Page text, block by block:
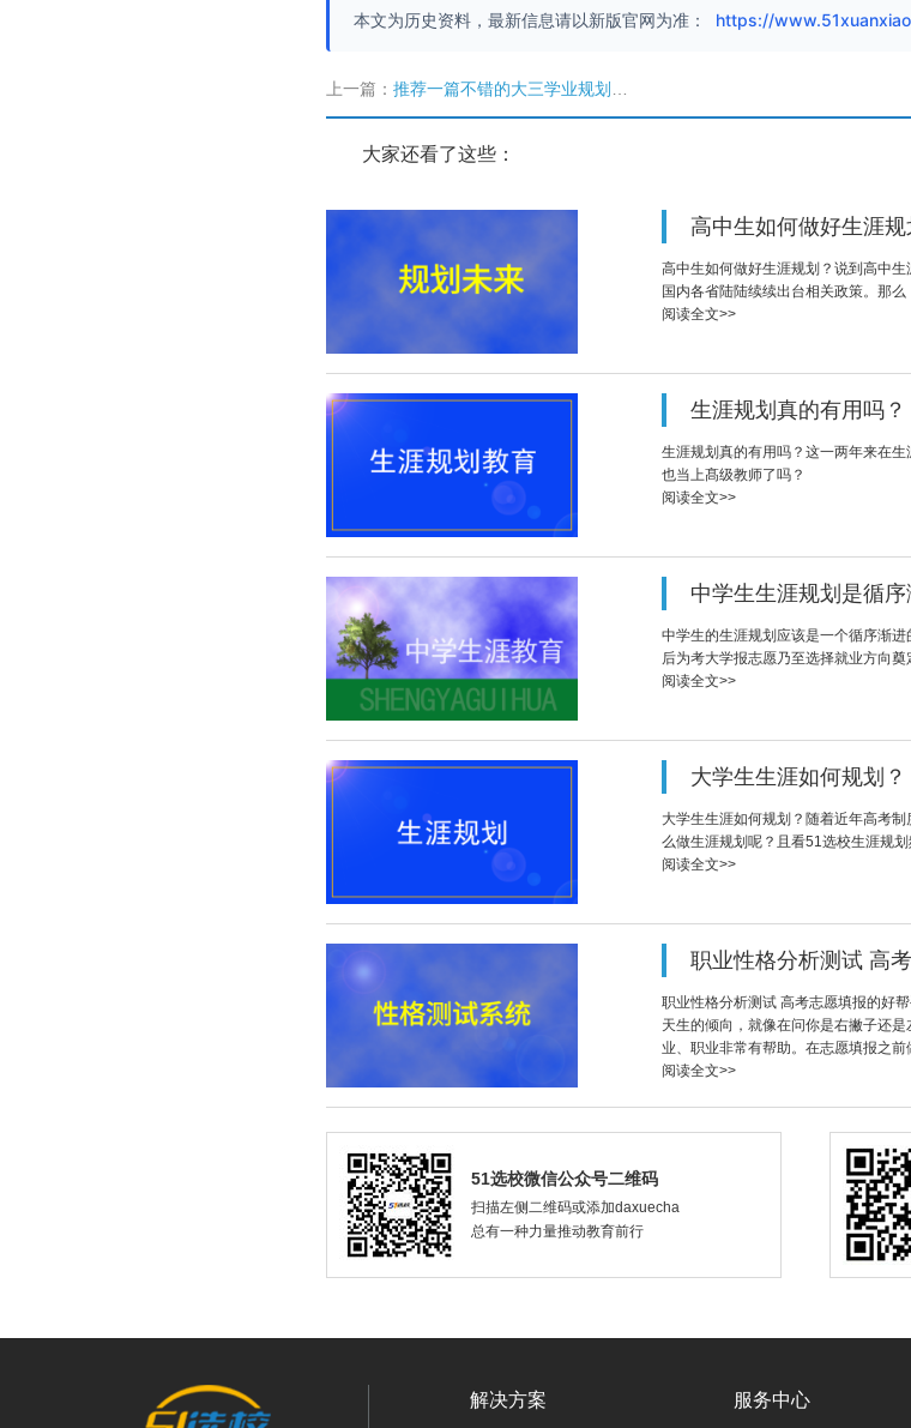
本文为历史资料，最新信息请以新版官网为准： https://
上一篇： 推荐一篇不错的大三学业规划范文
大家还看了这些：
高中生如何做好生涯规
高中生如何做好生涯规划？说到高中
国内各省陆陆续续出台相关政策。那
阅读全文>>
生涯规划真的有用吗？
生涯规划真的有用吗？这一两年来在
也当上髙级教师了吗？
阅读全文>>
中学生生涯规划是循
中学生的生涯规划应该是一个循序渐
后为考大学报志愿乃至选择就业方向奠
阅读全文>>
大学生生涯如何规划？
大学生生涯如何规划？随着近年高考
么做生涯规划呢？且看51选校生涯规划
阅读全文>>
职业性格分析测试 高
职业性格分析测试 高考志愿填报的好
天生的倾向，就像在问你是右撇子还
业、职业非常有帮助。在志愿填报之前
阅读全文>>
51选校微信公众号二维码
扫描左侧二维码或添加daxuecha
总有一种力量推动教育前行
解决方案 服务中心